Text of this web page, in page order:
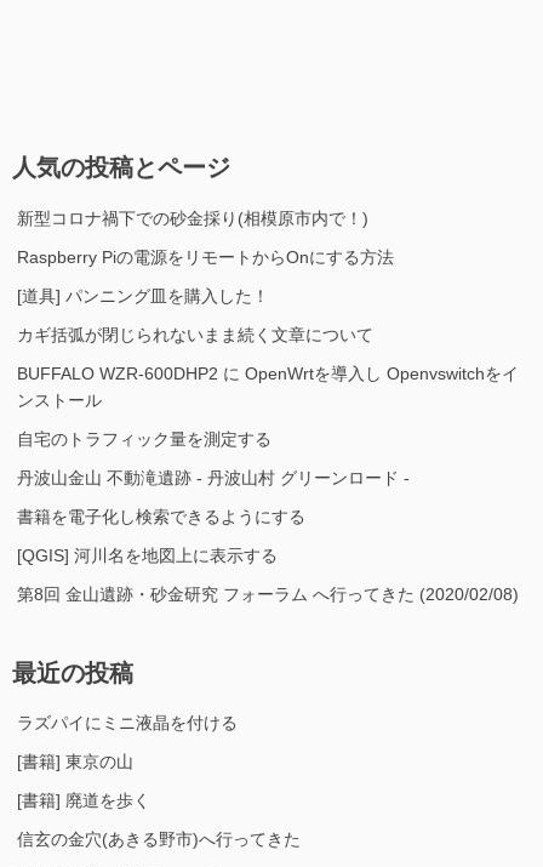
人気の投稿とページ
新型コロナ禍下での砂金採り(相模原市内で！)
Raspberry Piの電源をリモートからOnにする方法
[道具] パンニング皿を購入した！
カギ括弧が閉じられないまま続く文章について
BUFFALO WZR-600DHP2 に OpenWrtを導入し Openvswitchをイ
ンストール
自宅のトラフィック量を測定する
丹波山金山 不動滝遺跡 - 丹波山村 グリーンロード -
書籍を電子化し検索できるようにする
[QGIS] 河川名を地図上に表示する
第8回 金山遺跡・砂金研究 フォーラム へ行ってきた (2020/02/08)
最近の投稿
ラズパイにミニ液晶を付ける
[書籍] 東京の山
[書籍] 廃道を歩く
信玄の金穴(あきる野市)へ行ってきた